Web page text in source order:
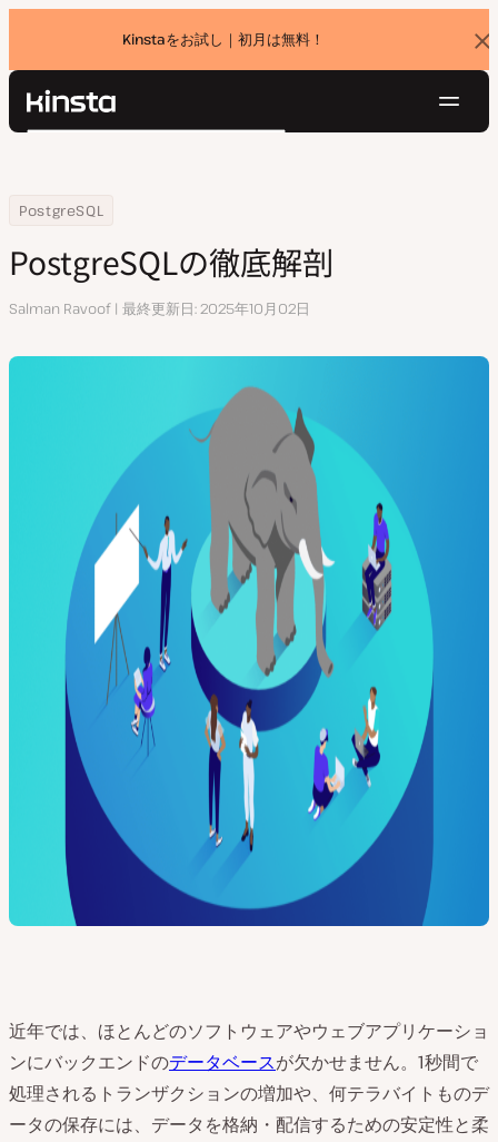
Kinstaをお試し｜初月は無料！
バ
ナ
Kinsta®
価格設定
お問い合わせ
検
Home
リソースセンター
PostgreSQL
PostgreSQLの徹底解剖
PostgreSQLの徹底解剖
執
Salman Ravoof 最終更新日 2025年10月02日
近年では、ほとんどのソフトウェアやウェブアプリケーショ
ンにバックエンドのデータベースが欠かせません。1秒間で
処理されるトランザクションの増加や、何テラバイトものデ
ータの保存には、データを格納・配信するための安定性と柔